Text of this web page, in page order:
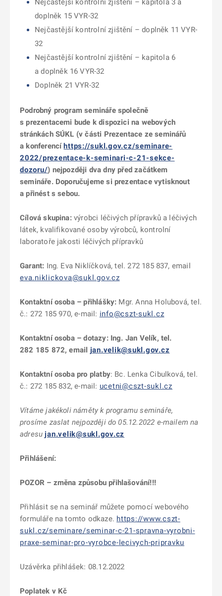
Nejčastější kontrolní zjištění – kapitola 3 a
doplněk 15 VYR-32
Nejčastější kontrolní zjištění – doplněk 11 VYR-
32
Nejčastější kontrolní zjištění – kapitola 6
a doplněk 16 VYR-32
Doplněk 21 VYR-32
Podrobný program semináře společně
s prezentacemi bude k dispozici na webových
stránkách SÚKL (v části Prezentace ze seminářů
a konferencíhttps://sukl.gov.cz/seminare-
2022/prezentace-k-seminari-c-21-sekce-
dozoru/) nejpozději dva dny před začátkem
semináře. Doporučujeme si prezentace vytisknout
a přinést s sebou.
Cílová skupina:výrobci léčivých přípravků a léčivých
látek, kvalifikované osoby výrobců, kontrolní
laboratoře jakosti léčivých přípravků
Garant: Ing. Eva Niklíčková, tel. 272 185 837, email
eva.niklickova@sukl.gov.cz
Kontaktní osoba – přihlášky: Mgr. Anna Holubová, tel.
č.: 272 185 970, e-mail: info@cszt-sukl.cz
Kontaktní osoba – dotazy: Ing. Jan Velík, tel.
282 185 872, email jan.velik@sukl.gov.cz
Kontaktní osoba pro platby: Bc. Lenka Cibulková, tel.
č.: 272 185 832, e-mail: ucetni@cszt-sukl.cz
Vítáme jakékoli náměty k programu semináře,
prosíme zaslat nejpozději do 05.12.2022 e-mailem na
adresu jan.velik@sukl.gov.cz
Přihlášení:
POZOR – změna způsobu přihlašování!!!
Přihlásit se na seminář můžete pomocí webového
formuláře na tomto odkaze. https://www.cszt-
sukl.cz/seminare/seminar-c-21-spravna-vyrobni-
praxe-seminar-pro-vyrobce-lecivych-pripravku
Uzávěrka přihlášek: 08.12.2022
Poplatek v Kč